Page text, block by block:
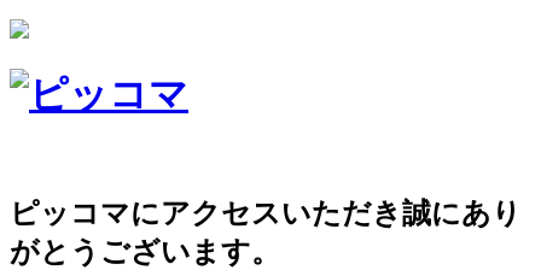
ピッコマにアクセスいただき誠にあり
がとうございます。